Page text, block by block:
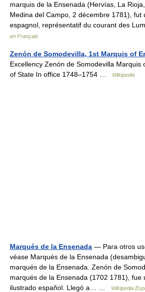
marquis de la Ensenada (Hervías, La
Medina del Campo, 2 décembre 1781), fut
espagnol, représentatif du courant des
en Français
Zenón de Somodevilla, 1st Marquis of
Excellency Zenón de Somodevilla Marquis
of State In office 1748–1754 …
Wikipedia
Marqués de la Ensenada — Para otros
véase Marqués de la Ensenada
marqués de la Ensenada. Zenón de
marqués de la Ensenada (1702 1781), fue
ilustrado español. Llegó a… …
Wikipedia